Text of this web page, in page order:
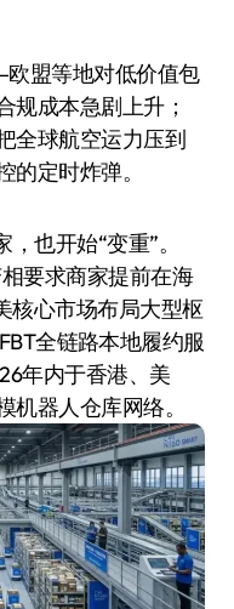
盟等地对低价值包
规成本急剧上升；
全球航空运力压到
定时炸弹。
也开始“变重”。
要求商家提前在海
核心市场布局大型枢
全链路本地履约服
年内于香港、美
器人仓库网络。